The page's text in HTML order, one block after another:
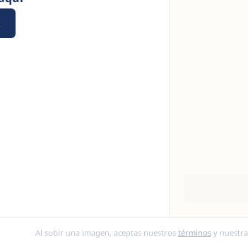
Al subir una imagen, aceptas nuestros términosy nuestra